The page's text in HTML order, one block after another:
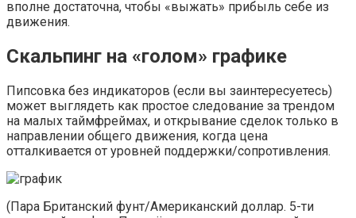
вполне достаточна, чтобы «выжать» прибыль себе из
движения.
Скальпинг на «голом» графике
Пипсовка без индикаторов (если вы заинтересуетесь)
может выглядеть как простое следование за трендом
на малых таймфреймах, и открывание сделок только в
направлении общего движения, когда цена
отталкивается от уровней поддержки/сопротивления.
(Пара Британский фунт/Американский доллар. 5-ти